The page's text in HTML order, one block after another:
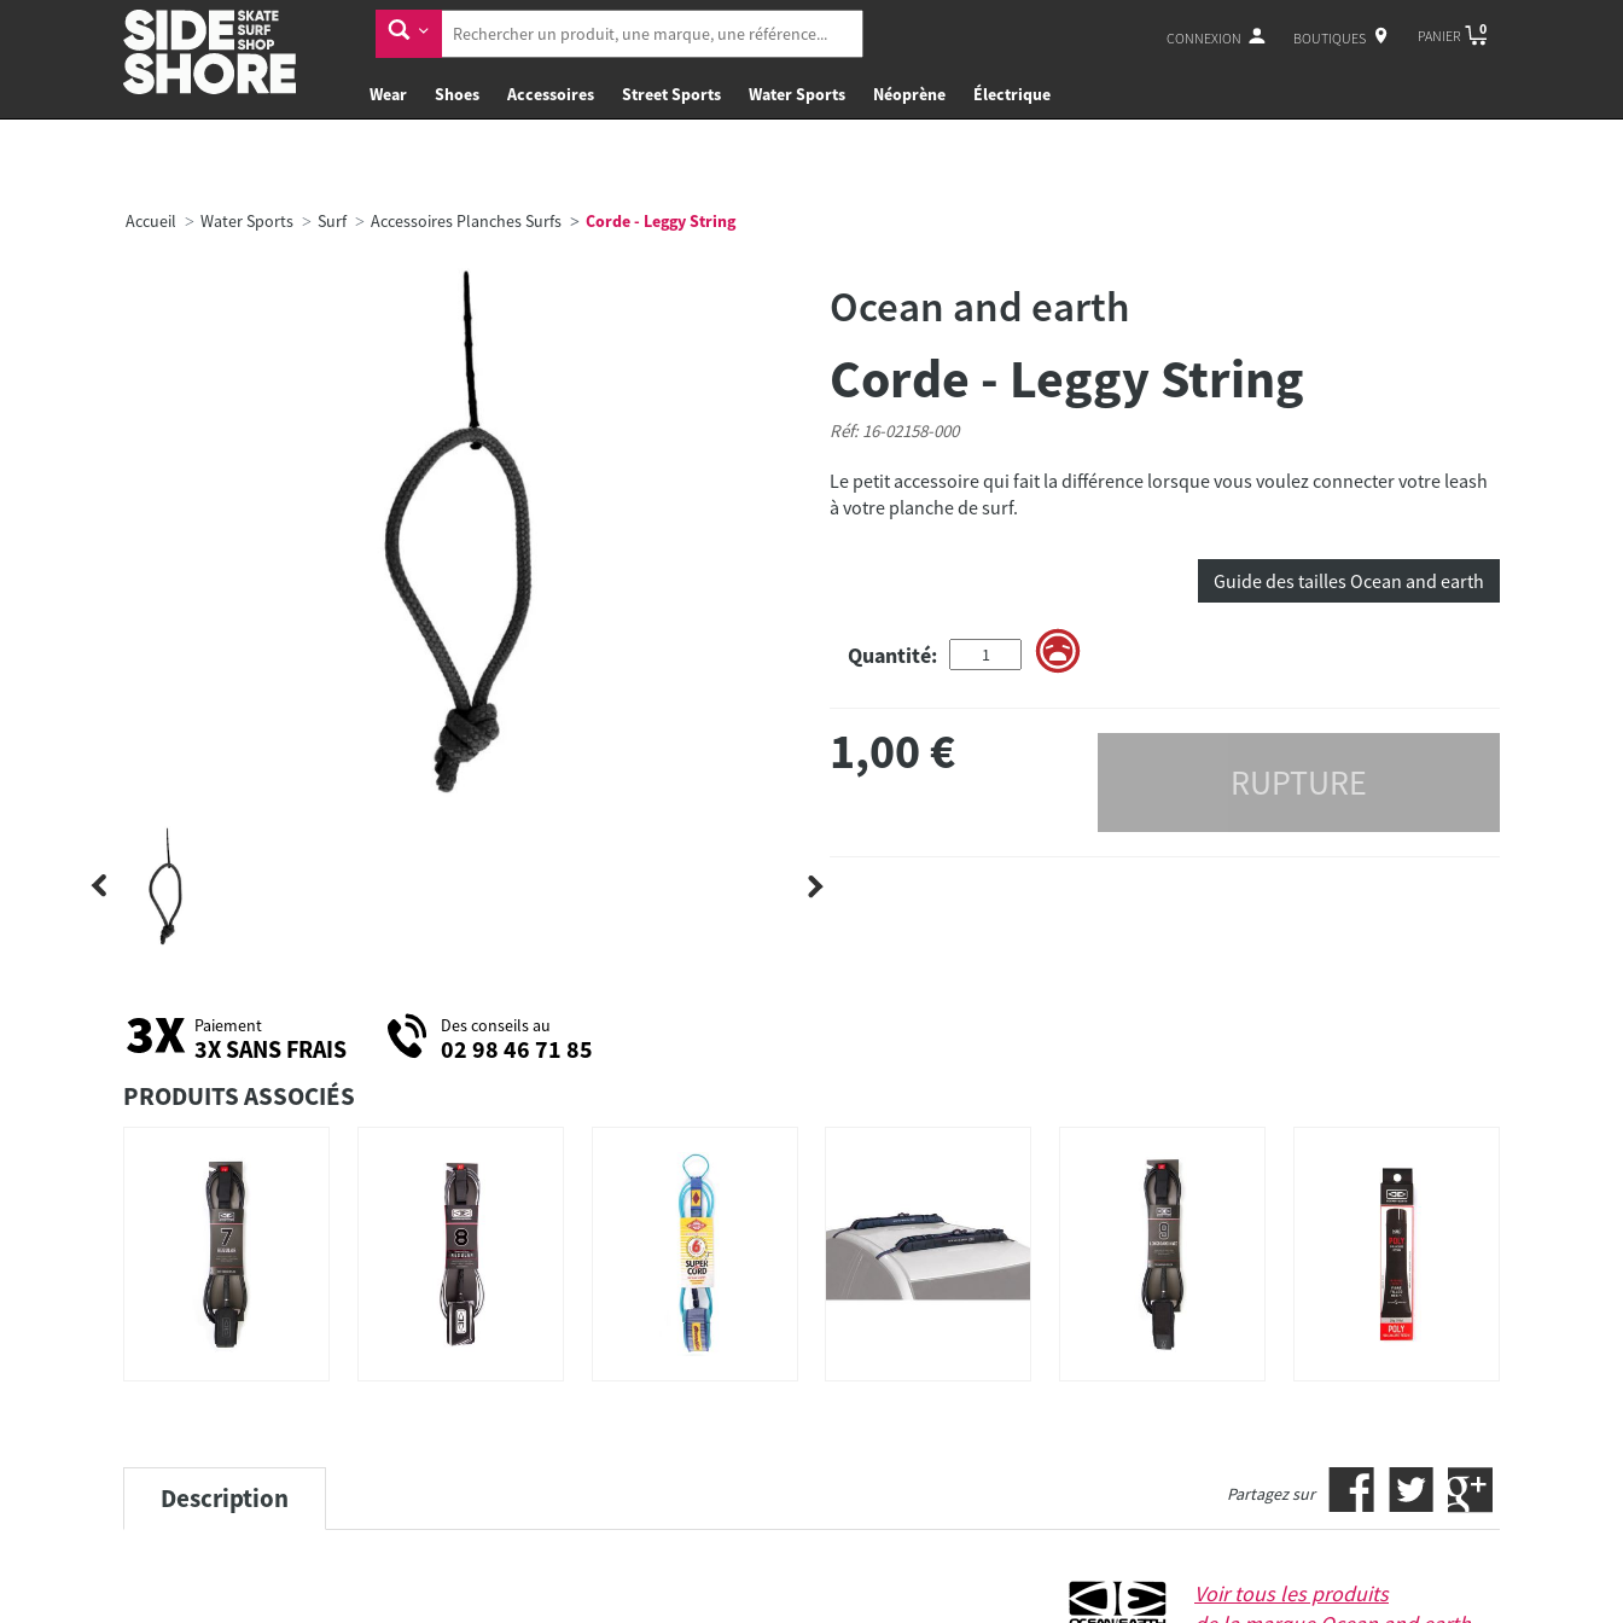
CONNEXION BOUTIQUES PANIER 0
Wear Shoes Accessoires Street Sports Water Sports Néoprène Électrique
Accueil Water Sports Surf Accessoires Planches Surfs Corde - Leggy String
Paiement
3X SANS FRAIS
Des conseils au
02 98 46 71 85
Ocean and earth
Corde - Leggy String
Réf: 16-02158-000
Le petit accessoire qui fait la différence lorsque vous voulez connecter votre leash
Guide des tailles Ocean and earth
Quantité:
1,00€
RUPTURE
PRODUITS ASSOCIÉS
Partagez sur
Description
Voir tous les produits